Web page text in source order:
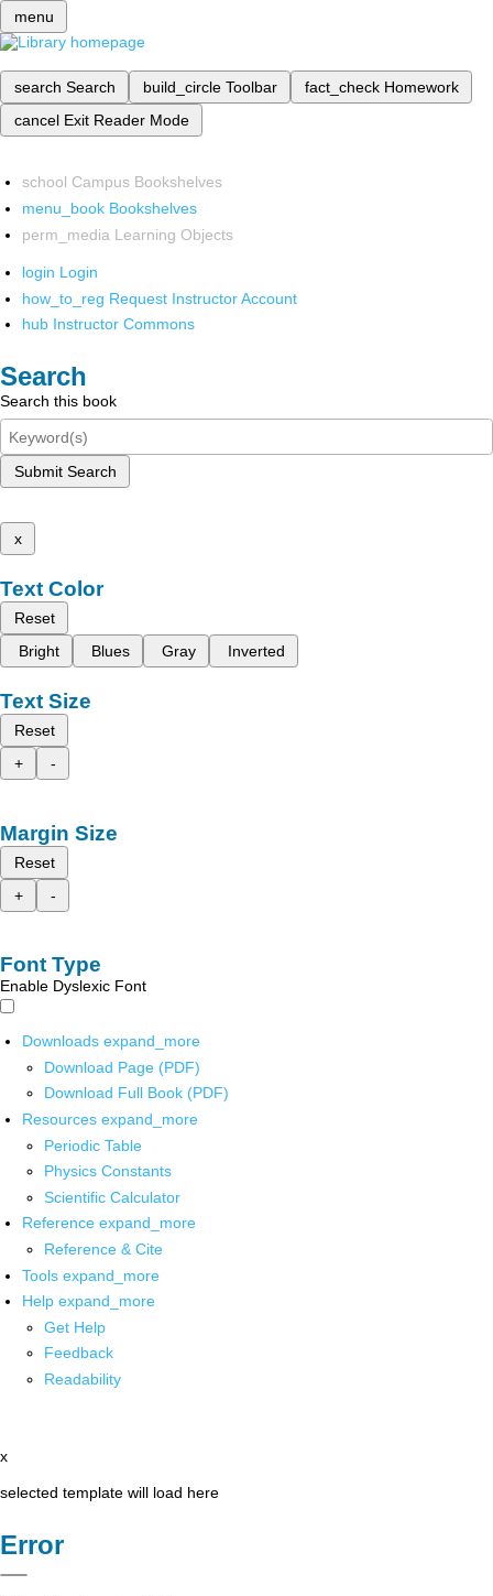
menu
search Search build_circle Toolbar fact_check Homework
cancel Exit Reader Mode
school Campus Bookshelves
menu_book Bookshelves
perm_media Learning Objects
login Login
how_to_reg Request Instructor Account
hub Instructor Commons
Search
Search this book
Submit Search
x
Text Color
Reset
Bright
Blues Gray Inverted
Text Size
Reset
+
-
Margin Size
Reset
+
-
Font Type
Enable Dyslexic Font
Downloads expand_more
Download Page (PDF)
Download Full Book (PDF)
Resources expand_more
Periodic Table
Physics Constants
Scientific Calculator
Reference expand_more
Reference & Cite
Tools expand_more
Help expand_more
Get Help
Feedback
Readability
x
selected template will load here
Error